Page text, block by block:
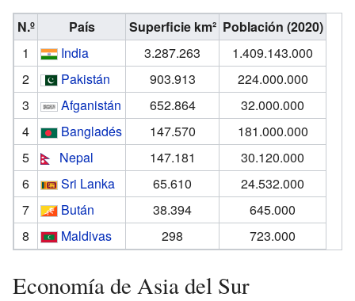
N.º País Superficie km² Población (2020)
1
India 3.287.263
1.409.143.000
2
Pakistán 903.913
224.000.000
3
Afganistán 652.864
32.000.000
4
Bangladés 147.570
181.000.000
5
Nepal 147.181
30.120.000
6
Sri Lanka 65.610
24.532.000
7
Bután 38.394
645.000
8
Maldivas 298 723.000
Economía de Asia del Sur